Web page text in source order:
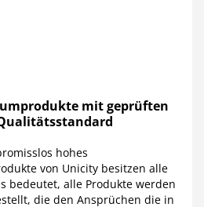
mit geprüften
hohes
von Unicity besitzen alle
bedeutet, alle Produkte werden
die den Ansprüchen die in